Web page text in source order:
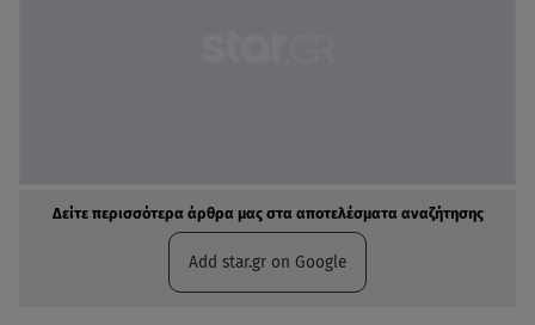
Δείτε περισσότερα άρθρα μας στα αποτελέσματα αναζήτησης
Add star.gr on Google